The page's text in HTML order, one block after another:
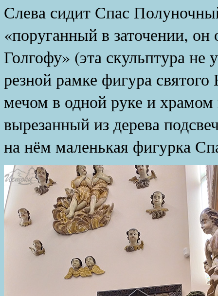
Слева сидит Спас
«поруганный в заточении,
Голгофу» (эта скульптура не
резной рамке фигура
мечом в одной руке и
вырезанный из дерева
на нём маленькая фигурка